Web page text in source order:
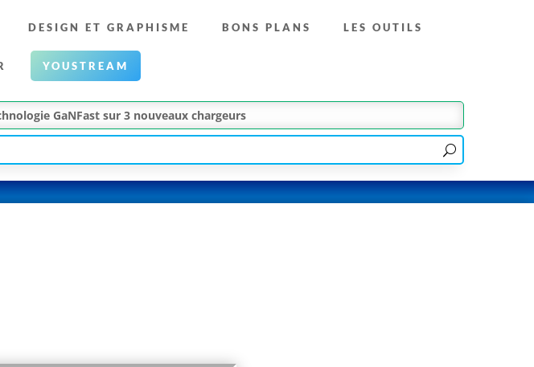
DESIGN ET GRAPHISME BONS PLANS LES OUTILS
YOUSTREAM
GaNFast sur 3 nouveaux chargeurs